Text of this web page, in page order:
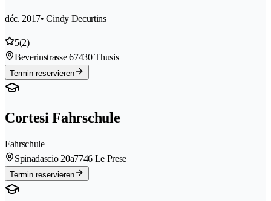
déc. 2017• Cindy Decurtins
5(2)
Beverinstrasse 67430 Thusis
Termin reservieren
Cortesi Fahrschule
Fahrschule
Spinadascio 20a7746 Le Prese
Termin reservieren